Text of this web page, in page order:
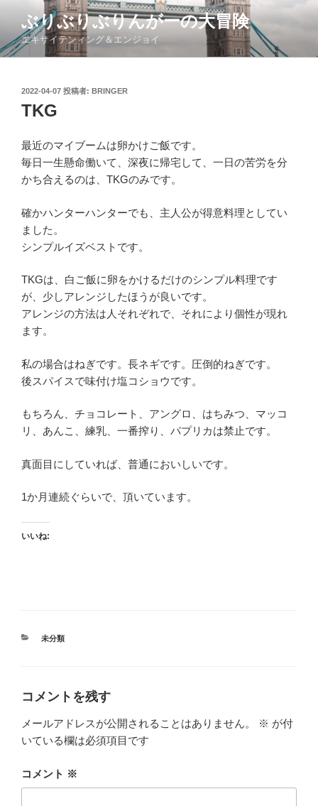
テ
ン
ぶりぶりぶりんがーの大冒険
エキサイテンィング＆エンジョイ
投
稿
日:
2022-04-07 投稿者: BRINGER
TKG
最近のマイブームは卵かけご飯です。
毎日一生懸命働いて、深夜に帰宅して、一日の苦労を分
かち合えるのは、TKGのみです。
確かハンターハンターでも、主人公が得意料理としてい
ました。
シンプルイズベストです。
TKGは、白ご飯に卵をかけるだけのシンプル料理です
が、少しアレンジしたほうが良いです。
アレンジの方法は人それぞれで、それにより個性が現れ
ます。
私の場合はねぎです。長ネギです。圧倒的ねぎです。
後スパイスで味付け塩コショウです。
もちろん、チョコレート、アングロ、はちみつ、マッコ
リ、あんこ、練乳、一番搾り、パプリカは禁止です。
真面目にしていれば、普通においしいです。
1か月連続ぐらいで、頂いています。
いいね:
カ
未分類
コメントを残す
メールアドレスが公開されることはありません。 ※ が付
いている欄は必須項目です
コメント ※